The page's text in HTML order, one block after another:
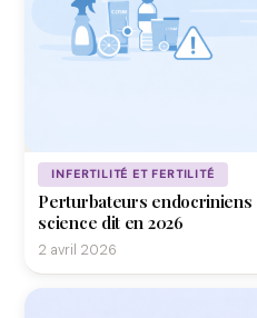
INFERTILITÉ ET FERTILITÉ
Perturbateurs endocriniens
science dit en 2026
2 avril 2026